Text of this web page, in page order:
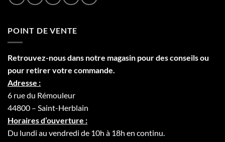
POINT DE VENTE
Retrouvez-nous dans notre magasin pour des conseils ou
pour retirer votre commande.
Adresse :
6 rue du Rémouleur
44800 – Saint-Herblain
Horaires d’ouverture :
Du lundi au vendredi de 10h à 18h en continu.